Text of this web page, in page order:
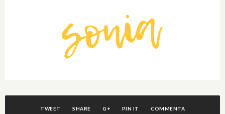
TWEET SHARE G+ PIN IT COMMENTA